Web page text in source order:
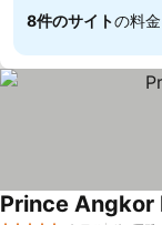
8件のサイトの料
Prince Angkor